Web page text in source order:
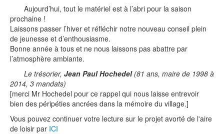
Aujourd’hui, tout le matériel est à l’abri pour la saison
prochaine !
Laissons passer l’hiver et réfléchir notre nouveau conseil plein
de jeunesse et d’enthousiasme.
Bonne année à tous et ne nous laissons pas abattre par
l’atmosphère ambiante.
Le trésorier, Jean Paul Hochedel(81 ans, maire de 1998 à
2014, 3 mandats)
[merci Mr Hochedel pour ce rappel qui nous laisse entrevoir
bien des péripéties ancrées dans la mémoire du village.]
Vous pouvez continuer votre lecture sur le projet avorté de l'aire
de loisir par ICI